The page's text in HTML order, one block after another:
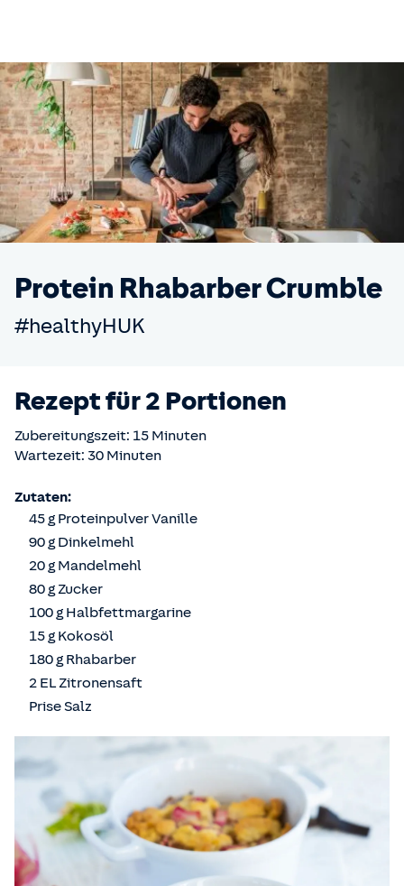
Protein Rhabarber Crumble
#healthyHUK
Rezept für 2 Portionen
Zubereitungszeit: 15 Minuten
Wartezeit: 30 Minuten
Zutaten:
45 g Proteinpulver Vanille
90 g Dinkelmehl
20 g Mandelmehl
80 g Zucker
100 g Halbfettmargarine
15 g Kokosöl
180 g Rhabarber
2 EL Zitronensaft
Prise Salz